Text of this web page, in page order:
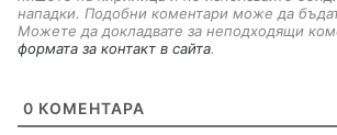
нападки. Подобни коментари може да
Можете да докладвате за неподходящи
формата за контакт в сайта.
0 КОМЕНТАРА